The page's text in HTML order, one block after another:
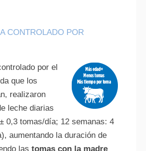
CONTROLADO POR
por el
que los
realizaron
leche diarias
0,3 tomas/día; 12 semanas: 4
aumentando la duración de
las tomas con la madre